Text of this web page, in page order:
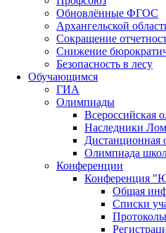
Обновлённые ФГОС
Архангельской
Сокращение
Снижение
Безопасность в лесу
Обучающимся
ГИА
Олимпиады
Всероссийская
Наследники
Олимпиада
Конференции
Конференция
Общая
Списки
Протоколы